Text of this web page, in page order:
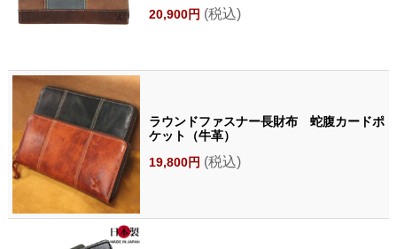
20,900円 (税込)
ラウンドファスナー長財布 蛇腹カードポ
ケット（牛革）
19,800円 (税込)